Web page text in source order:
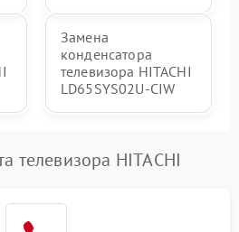
Замена
конденсатора
телевизора HITACHI
LD65SYS02U-CIW
телевизора HITACHI